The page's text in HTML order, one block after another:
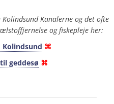
Kanalerne og det ofte
og fiskepleje her:
Kolindsund ⌘
geddesø ⌘